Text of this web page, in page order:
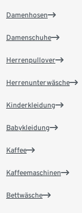
Damenhosen
Damenschuhe
Herrenpullover
Herrenunterwäsche
Kinderkleidung
Babykleidung
Kaffee
Kaffeemaschinen
Bettwäsche